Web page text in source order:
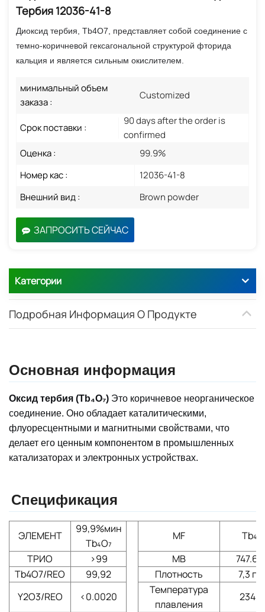
Тербия 12036-41-8
Диоксид тербия, Tb4O7, представляет собой соединение с
темно-коричневой гексагональной структурой фторида
кальция и является сильным окислителем.
минимальный объем
заказа :
Customized
Срок поставки :
90 days after the order is
confirmed
Оценка :
99.9%
Номер кас :
12036-41-8
Внешний вид :
Brown powder
ЗАПРОСИТЬ СЕЙЧАС
Категории
Подробная Информация О Продукте
Основная информация
Оксид тербия (Tb₄O₇) Это коричневое неорганическое
соединение. Оно обладает каталитическими,
флуоресцентными и магнитными свойствами, что
делает его ценным компонентом в промышленных
катализаторах и электронных устройствах.
Спецификация
ЭЛЕМЕНТ
99,9%мин
Tb₄O₇
MF Tb₄
ТРИО
>99 МВ
Tb4O7/REO
99,92 Плотность
7,3 г/
Y2O3/REO
<0.0020
Температура
плавления
2340